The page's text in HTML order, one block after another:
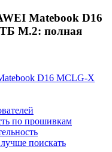
Matebook D16
M.2: полная
D16 MCLG-X
по прошивкам
поискать